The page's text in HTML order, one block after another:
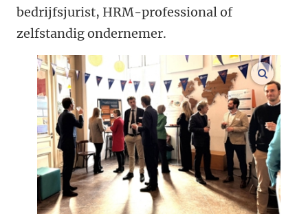
bedrijfsjurist, HRM-professional of
zelfstandig ondernemer.